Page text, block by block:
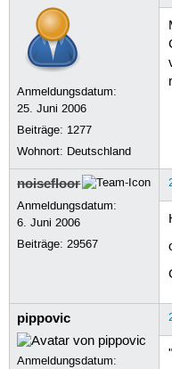
Anmeldungsdatum:
25. Juni 2006
Beiträge: 1277
Wohnort: Deutschland
noisefloor
Anmeldungsdatum:
6. Juni 2006
Beiträge:29567
pippovic
Anmeldungsdatum: